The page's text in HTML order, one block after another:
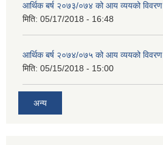
आर्थिक बर्ष २०७३/०७४ को आय व्ययको विवरण
मिति: 05/17/2018 - 16:48
आर्थिक बर्ष २०७४/०७५ को आय व्ययको विवरण
मिति: 05/15/2018 - 15:00
अन्य